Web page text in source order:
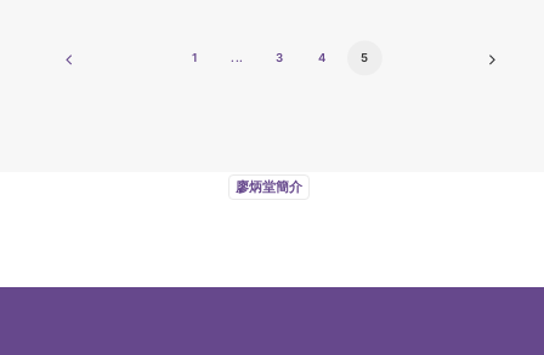
1 ... 3 4 5
廖炳堂簡介